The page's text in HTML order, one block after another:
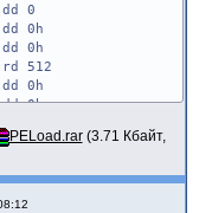
0h
PELoad.rar(3.71 Кбайт,